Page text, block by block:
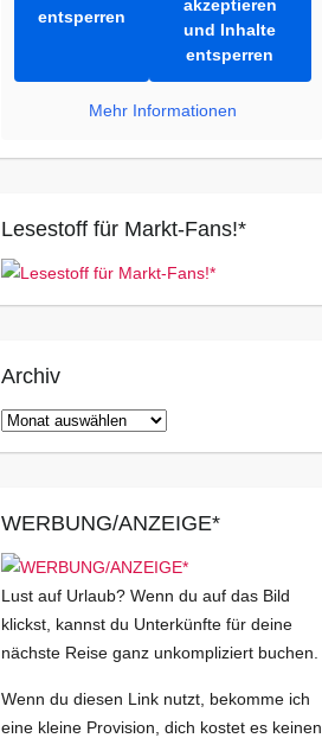
entsperren
akzeptieren
und Inhalte
entsperren
Mehr Informationen
Lesestoff für Markt-Fans!*
Archiv
Archiv
WERBUNG/ANZEIGE*
Lust auf Urlaub? Wenn du auf das Bild
klickst, kannst du Unterkünfte für deine
nächste Reise ganz unkompliziert buchen.
Wenn du diesen Link nutzt, bekomme ich
eine kleine Provision, dich kostet es keinen